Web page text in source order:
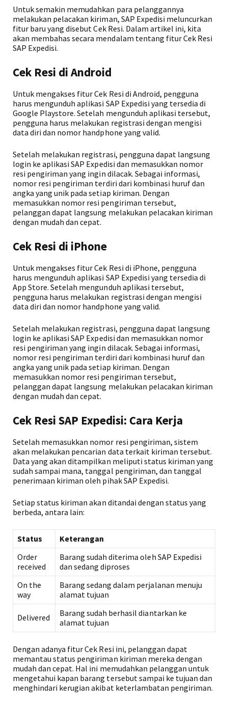
Untuk semakin memudahkan para pelanggannya
melakukan pelacakan kiriman, SAP Expedisi meluncurkan
fitur baru yang disebut Cek Resi. Dalam artikel ini, kita
akan membahas secara mendalam tentang fitur Cek Resi
SAP Expedisi.
Cek Resi di Android
Untuk mengakses fitur Cek Resi di Android, pengguna
harus mengunduh aplikasi SAP Expedisi yang tersedia di
Google Playstore. Setelah mengunduh aplikasi tersebut,
pengguna harus melakukan registrasi dengan mengisi
data diri dan nomor handphone yang valid.
Setelah melakukan registrasi, pengguna dapat langsung
login ke aplikasi SAP Expedisi dan memasukkan nomor
resi pengiriman yang ingin dilacak. Sebagai informasi,
nomor resi pengiriman terdiri dari kombinasi huruf dan
angka yang unik pada setiap kiriman. Dengan
memasukkan nomor resi pengiriman tersebut,
pelanggan dapat langsung melakukan pelacakan kiriman
dengan mudah dan cepat.
Cek Resi di iPhone
Untuk mengakses fitur Cek Resi di iPhone, pengguna
harus mengunduh aplikasi SAP Expedisi yang tersedia di
App Store. Setelah mengunduh aplikasi tersebut,
pengguna harus melakukan registrasi dengan mengisi
data diri dan nomor handphone yang valid.
Setelah melakukan registrasi, pengguna dapat langsung
login ke aplikasi SAP Expedisi dan memasukkan nomor
resi pengiriman yang ingin dilacak. Sebagai informasi,
nomor resi pengiriman terdiri dari kombinasi huruf dan
angka yang unik pada setiap kiriman. Dengan
memasukkan nomor resi pengiriman tersebut,
pelanggan dapat langsung melakukan pelacakan kiriman
dengan mudah dan cepat.
Cek Resi SAP Expedisi: Cara Kerja
Setelah memasukkan nomor resi pengiriman, sistem
akan melakukan pencarian data terkait kiriman tersebut.
Data yang akan ditampilkan meliputi status kiriman yang
sudah sampai mana, tanggal pengiriman, dan tanggal
penerimaan kiriman oleh pihak SAP Expedisi.
Setiap status kiriman akan ditandai dengan status yang
berbeda, antara lain:
Status
Keterangan
Order
received
Barang sudah diterima oleh SAP Expedisi
dan sedang diproses
On the
way
Barang sedang dalam perjalanan menuju
alamat tujuan
Delivered
Barang sudah berhasil diantarkan ke
alamat tujuan
Dengan adanya fitur Cek Resi ini, pelanggan dapat
memantau status pengiriman kiriman mereka dengan
mudah dan cepat. Hal ini memudahkan pelanggan untuk
mengetahui kapan barang tersebut sampai ke tujuan dan
menghindari kerugian akibat keterlambatan pengiriman.